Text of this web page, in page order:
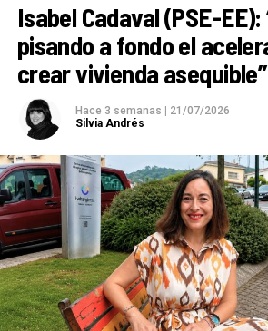
Isabel Cadaval (PSE-
pisando a fondo el
crear vivienda asequible”
Hace 3 semanas
21/07/2026
Silvia Andrés